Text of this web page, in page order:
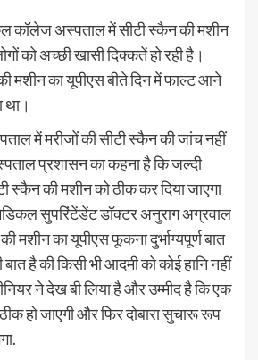
कॉलेज अस्पताल में सीटी स्कैन की मशीन
को अच्छी खासी दिक्कतें हो रही है।
मशीन का यूपीएस बीते दिन में फाल्ट आने
था।
में मरीजों की सीटी स्कैन की जांच नहीं
प्रशासन का कहना है कि जल्दी
स्कैन की मशीन को ठीक कर दिया जाएगा
सुपरिंटेंडेंट डॉक्टर अनुराग अग्रवाल
मशीन का यूपीएस फूकना दुर्भाग्यपूर्ण बात
है की किसी भी आदमी को कोई हानि नहीं
ने देख बी लिया है और उम्मीद है कि एक
हो जाएगी और फिर दोबारा सुचारू रूप